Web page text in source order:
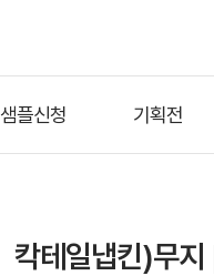
샘플신청 기획전
칵테일냅킨)무